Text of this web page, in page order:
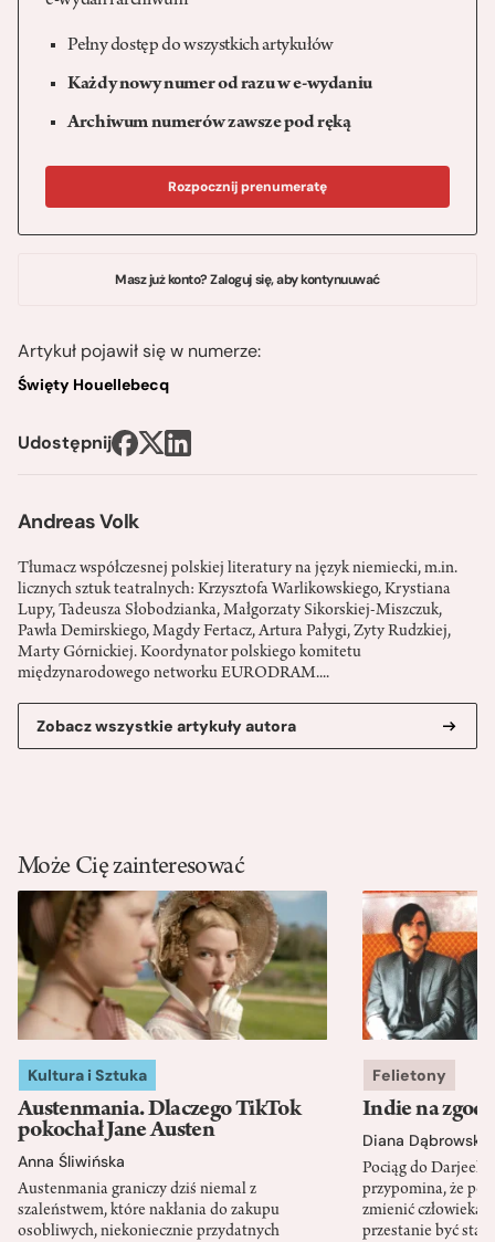
Andreas Volk
Tłumacz współczesnej polskiej literatury na język niemiecki, m.in.
licznych sztuk teatralnych: Krzysztofa Warlikowskiego, Krystiana
Lupy, Tadeusza Słobodzianka, Małgorzaty Sikorskiej-Miszczuk,
Pawła Demirskiego, Magdy Fertacz, Artura Pałygi, Zyty Rudzkiej,
Marty Górnickiej. Koordynator polskiego komitetu
międzynarodowego networku EURODRAM....
Zobacz wszystkie artykuły autora
Pełny dostęp do wszystkich artykułów
Każdy nowy numer od razu w e-wydaniu
Archiwum numerów zawsze pod ręką
Rozpocznij prenumeratę
Masz już konto? Zaloguj się, aby kontynuuwać
Artykuł pojawił się w numerze:
Święty Houellebecq
Udostępnij
Może Cię zainteresować
Kultura i Sztuka
Austenmania. Dlaczego TikTok
pokochał Jane Austen
Anna Śliwińska
Austenmania graniczy dziś niemal z
szaleństwem, które nakłania do zakupu
osobliwych, niekoniecznie przydatnych
Felietony
Indie na
Diana Dąbrowska
Pociąg do
przypomina, że
zmienić człowieka
przestanie być